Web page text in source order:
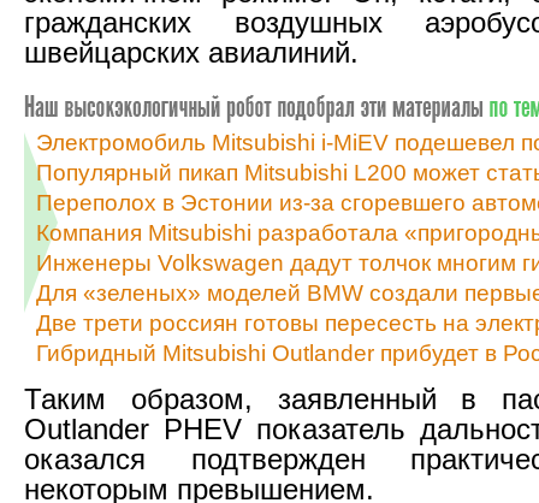
гражданских воздушных
швейцарских авиалиний.
Электромобиль Mitsubishi i-MiEV подешевел
Популярный пикап Mitsubishi L200 может
Переполох в Эстонии из-за сгоревшего
Компания Mitsubishi разработала
Инженеры Volkswagen дадут толчок многим
Для «зеленых» моделей BMW создали
Две трети россиян готовы пересесть на
Гибридный Mitsubishi Outlander прибудет в
Таким образом, заявленный в
Outlander PHEV показатель
оказался подтвержден
некоторым превышением.